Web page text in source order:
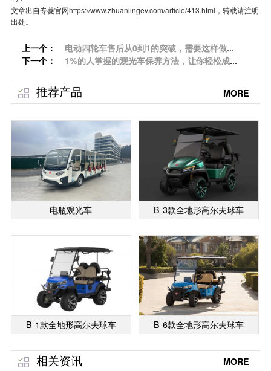
文章出自专菱官网https://www.zhuanlingev.com/article/413.html ，转载请注明
出处。
上一个：
电动四轮车售后从0到1的突破，需要这样做
「专菱」
下一个：
1%的人掌握的观光车保养方法，让你轻松成
推荐产品 MORE
电瓶观光车 B-3款全地形高尔夫球车
B-1款全地形高尔夫球车 B-6款全地形高尔夫球车
相关资讯 MORE